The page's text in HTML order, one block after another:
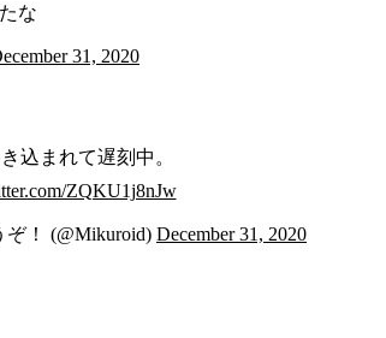
な
31, 2020
込まれて遅刻中。
ZQKU1j8nJw
！ (@Mikuroid) December 31, 2020